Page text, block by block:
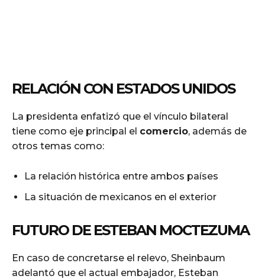
RELACIÓN CON ESTADOS UNIDOS
La presidenta enfatizó que el vínculo bilateral
tiene como eje principal el comercio, además de
otros temas como:
La relación histórica entre ambos países
La situación de mexicanos en el exterior
FUTURO DE ESTEBAN MOCTEZUMA
En caso de concretarse el relevo, Sheinbaum
adelantó que el actual embajador, Esteban